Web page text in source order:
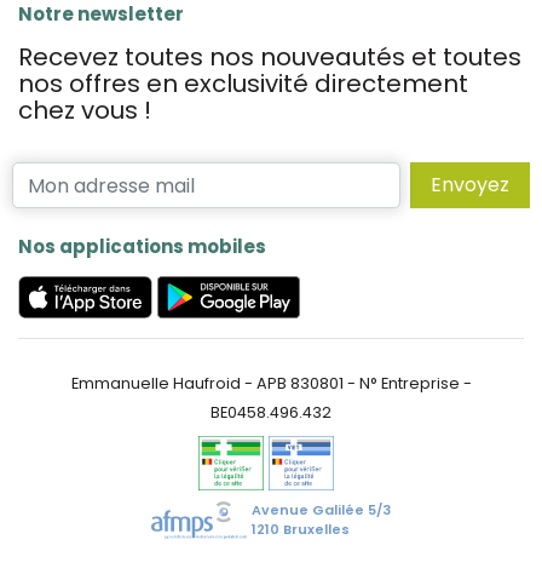
Notre newsletter
Recevez toutes nos nouveautés et toutes
nos offres en exclusivité directement
chez vous !
Envoyez
Nos applications mobiles
Emmanuelle Haufroid - APB 830801 - N° Entreprise -
BE0458.496.432
Avenue Galilée 5/3
1210 Bruxelles